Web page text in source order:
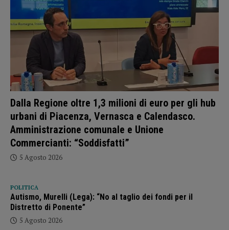
Dalla Regione oltre 1,3 milioni di euro per gli hub
urbani di Piacenza, Vernasca e Calendasco.
Amministrazione comunale e Unione
Commercianti: “Soddisfatti”
5 Agosto 2026
POLITICA
Autismo, Murelli (Lega): “No al taglio dei fondi per il
Distretto di Ponente”
5 Agosto 2026